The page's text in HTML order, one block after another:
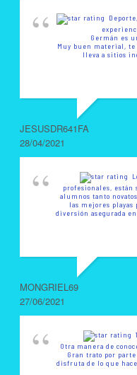
Germán es
Muy buen material, te
lleva a sitios
JESUSDR641FA
28/04/2021
profesionales,
alumnos tanto
las mejores playas
diversión asegurada en
MONGRIEL69
27/06/2021
Otra manera de
Gran trato por
disfruta de lo que